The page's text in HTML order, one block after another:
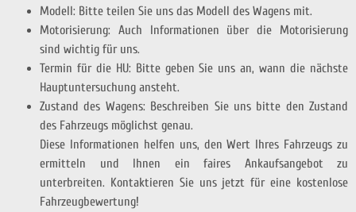
Modell: Bitte teilen Sie uns das Modell des Wagens mit.
Motorisierung: Auch Informationen über die Motorisierung
sind wichtig für uns.
Termin für die HU: Bitte geben Sie uns an, wann die nächste
Hauptuntersuchung ansteht.
Zustand des Wagens: Beschreiben Sie uns bitte den Zustand
des Fahrzeugs möglichst genau.
Diese Informationen helfen uns, den Wert Ihres Fahrzeugs zu
ermitteln und Ihnen ein faires Ankaufsangebot zu
unterbreiten. Kontaktieren Sie uns jetzt für eine kostenlose
Fahrzeugbewertung!